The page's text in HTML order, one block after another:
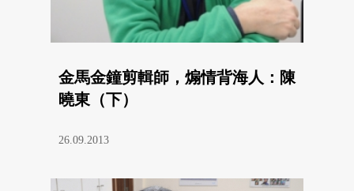
金馬金鐘剪輯師，煽情背海人：陳
曉東（下）
26.09.2013